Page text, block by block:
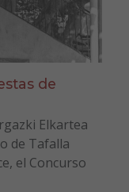
de
Elkartea
de Tafalla
el Concurso